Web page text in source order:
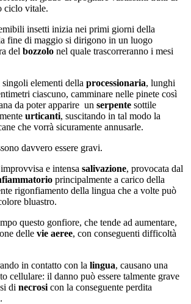
ciclo vitale.
insetti inizia nei primi giorni della
fine di maggio si dirigono in un luogo
del bozzolo nel quale trascorreranno i mesi
singoli elementi della processionaria, lunghi
ciascuno, camminare nelle pinete così
da poter apparire un serpente sottile
urticanti, suscitando in tal modo la
che vorrà sicuramente annusarle.
davvero essere gravi.
e intensa salivazione, provocata dal
principalmente a carico della
rigonfiamento della lingua che a volte può
bluastro.
questo gonfiore, che tende ad aumentare,
delle vie aeree, con conseguenti difficoltà
in contatto con la lingua, causano una
cellulare: il danno può essere talmente grave
di necrosi con la conseguente perdita